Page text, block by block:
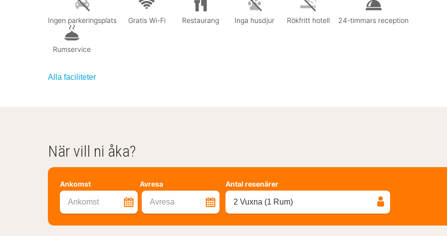
Ingen parkeringsplats Gratis Wi-Fi Restaurang Inga husdjur Rökfritt hotell 24-timmars reception
Rumservice
Alla faciliteter
När vill ni åka?
Ankomst Avresa
Ankomst Avresa
Antal resenärer
2 Vuxna (1 Rum)